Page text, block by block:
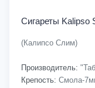
Сигареты Kalipso
(Калипсо Слим)
Производитель:
Крепость: Смола-